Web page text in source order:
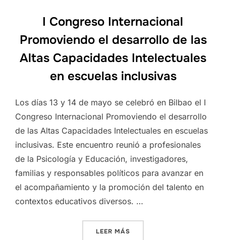
I Congreso Internacional
Promoviendo el desarrollo de las
Altas Capacidades Intelectuales
en escuelas inclusivas
Los días 13 y 14 de mayo se celebró en Bilbao el I
Congreso Internacional Promoviendo el desarrollo
de las Altas Capacidades Intelectuales en escuelas
inclusivas. Este encuentro reunió a profesionales
de la Psicología y Educación, investigadores,
familias y responsables políticos para avanzar en
el acompañamiento y la promoción del talento en
contextos educativos diversos. …
LEER MÁS